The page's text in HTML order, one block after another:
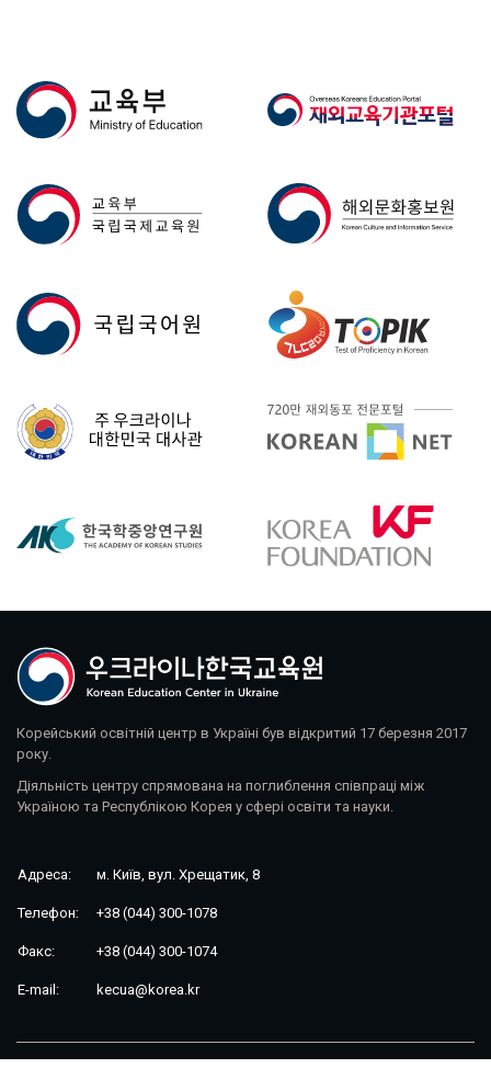
Корейський освітній центр в Україні був відкритий 17 березня 2017
року.
Діяльність центру спрямована на поглиблення співпраці між
Україною та Республікою Корея у сфері освіти та науки.
Адреса: м. Київ, вул. Хрещатик, 8
Телефон: +38 (044) 300-1078
Факс: +38 (044) 300-1074
E-mail: kecua@korea.kr